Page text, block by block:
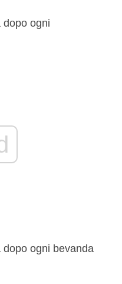
dopo ogni
ogni bevanda